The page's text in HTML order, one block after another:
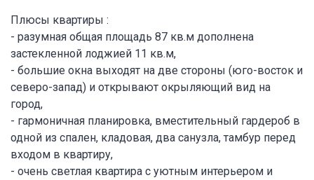
Плюсы квартиры :
- разумная общая площадь 87 кв.м дополнена
застекленной лоджией 11 кв.м,
- большие окна выходят на две стороны (юго-восток и
северо-запад) и открывают окрыляющий вид на
город,
- гармоничная планировка, вместительный гардероб в
одной из спален, кладовая, два санузла, тамбур перед
входом в квартиру,
- очень светлая квартира с уютным интерьером и